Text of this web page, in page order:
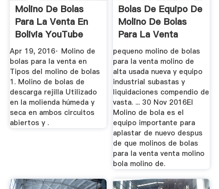
Molino De Bolas
Para La Venta En
Bolivia YouTube
Apr 19, 2016· Molino de
bolas para la venta en
Tipos del molino de bolas
1. Molino de bolas de
descarga rejilla Utilizado
en la molienda húmeda y
seca en ambos circuitos
abiertos y .
Bolas De Equipo De
Molino De Bolas
Para La Venta
pequeno molino de bolas
para la venta molino de
alta usada nueva y equipo
industrial subastas y
liquidaciones compendio de
vasta. ... 30 Nov 2016El
Molino de bola es el
equipo importante para
aplastar de nuevo despus
de que molinos de bolas
para la venta venta molino
bola molino de.